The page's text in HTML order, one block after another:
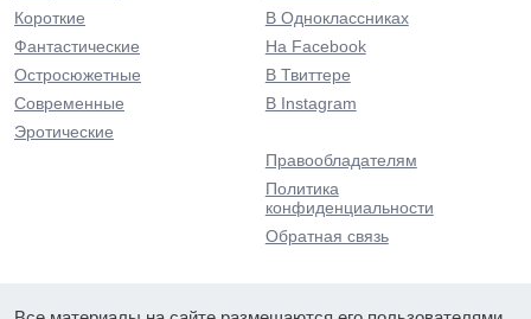
Короткие
Фантастические
Остросюжетные
Современные
Эротические
В Одноклассниках
На Facebook
В Твиттере
В Instagram
Правообладателям
Политика
конфиденциальности
Обратная связь